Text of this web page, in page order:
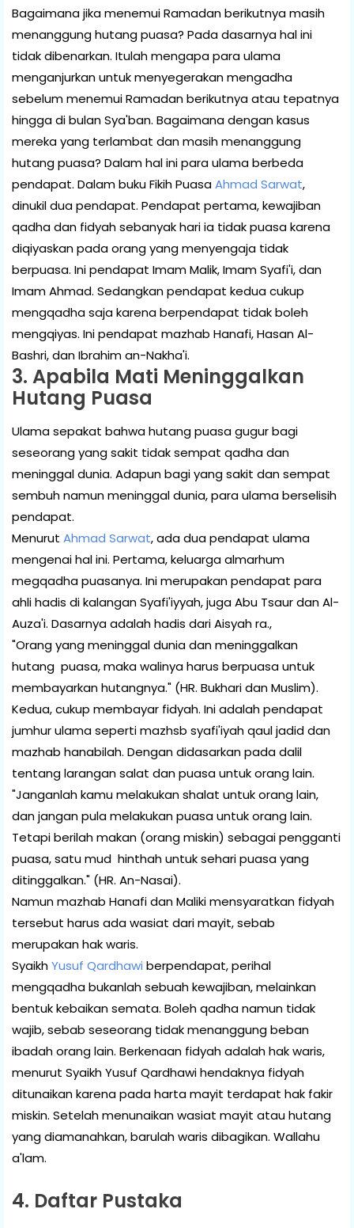
Bagaimana jika menemui Ramadan berikutnya masih
menanggung hutang puasa? Pada dasarnya hal ini
tidak dibenarkan. Itulah mengapa para ulama
menganjurkan untuk menyegerakan mengadha
sebelum menemui Ramadan berikutnya atau tepatnya
hingga di bulan Sya'ban. Bagaimana dengan kasus
mereka yang terlambat dan masih menanggung
hutang puasa? Dalam hal ini para ulama berbeda
pendapat. Dalam buku Fikih PuasaAhmad Sarwat,
dinukil dua pendapat. Pendapat pertama, kewajiban
qadha dan fidyah sebanyak hari ia tidak puasa karena
diqiyaskan pada orang yang menyengaja tidak
berpuasa. Ini pendapat Imam Malik, Imam Syafi'i, dan
Imam Ahmad. Sedangkan pendapat kedua cukup
mengqadha saja karena berpendapat tidak boleh
mengqiyas. Ini pendapat mazhab Hanafi, Hasan Al-
Bashri, dan Ibrahim an-Nakha'i.
3. Apabila Mati Meninggalkan
Hutang Puasa
Ulama sepakat bahwa hutang puasa gugur bagi
seseorang yang sakit tidak sempat qadha dan
meninggal dunia. Adapun bagi yang sakit dan sempat
sembuh namun meninggal dunia, para ulama berselisih
pendapat.
Menurut Ahmad Sarwat, ada dua pendapat ulama
mengenai hal ini. Pertama, keluarga almarhum
megqadha puasanya. Ini merupakan pendapat para
ahli hadis di kalangan Syafi'iyyah, juga Abu Tsaur dan Al-
Auza'i. Dasarnya adalah hadis dari Aisyah ra.,
"Orang yang meninggal dunia dan meninggalkan
hutang puasa, maka walinya harus berpuasa untuk
membayarkan hutangnya." (HR. Bukhari dan Muslim).
Kedua, cukup membayar fidyah. Ini adalah pendapat
jumhur ulama seperti mazhsb syafi'iyah qaul jadid dan
mazhab hanabilah. Dengan didasarkan pada dalil
tentang larangan salat dan puasa untuk orang lain.
"Janganlah kamu melakukan shalat untuk orang lain,
dan jangan pula melakukan puasa untuk orang lain.
Tetapi berilah makan (orang miskin) sebagai pengganti
puasa, satu mud hinthah untuk sehari puasa yang
ditinggalkan." (HR. An-Nasai).
Namun mazhab Hanafi dan Maliki mensyaratkan fidyah
tersebut harus ada wasiat dari mayit, sebab
merupakan hak waris.
SyaikhYusuf Qardhawi berpendapat, perihal
mengqadha bukanlah sebuah kewajiban, melainkan
bentuk kebaikan semata. Boleh qadha namun tidak
wajib, sebab seseorang tidak menanggung beban
ibadah orang lain. Berkenaan fidyah adalah hak waris,
menurut Syaikh Yusuf Qardhawi hendaknya fidyah
ditunaikan karena pada harta mayit terdapat hak fakir
miskin. Setelah menunaikan wasiat mayit atau hutang
yang diamanahkan, barulah waris dibagikan. Wallahu
a'lam.
4. Daftar Pustaka